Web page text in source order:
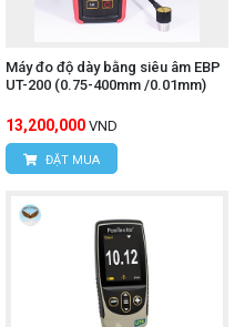
cho việc kiểm tra hàng
bị này cung cấp kết
Được chế tạo từ vật liệu
mòn và có tuổi thọ sử
suất ổn định.
Máy đo độ dày bằng siêu âm EBP
UT-200 (0.75-400mm /0.01mm)
13,200,000 VND
ĐẶT MUA